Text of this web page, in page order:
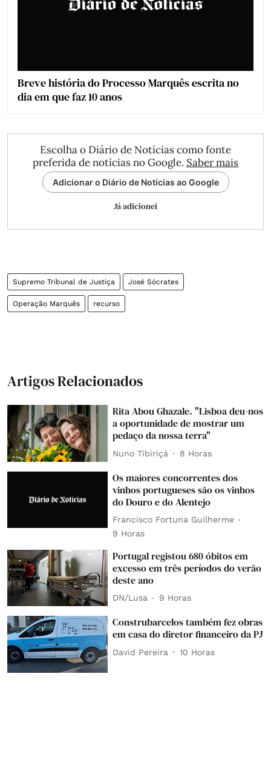
Breve história do Processo Marquês escrita no
dia em que faz 10 anos
Escolha o Diário de Notícias como fonte
preferida de notícias no Google. Saber mais
Adicionar o Diário de Notícias ao Google
Já adicionei
Supremo Tribunal de Justiça José Sócrates
Operação Marquês recurso
Artigos Relacionados
Rita Abou Ghazale. "Lisboa deu-nos
a oportunidade de mostrar um
pedaço da nossa terra"
Nuno Tibiriçá 8 Horas
Os maiores concorrentes dos
vinhos portugueses são os vinhos
do Douro e do Alentejo
Francisco Fortuna Guilherme
9 Horas
Portugal registou 680 óbitos em
excesso em três períodos do verão
deste ano
DN/Lusa 9 Horas
Construbarcelos também fez obras
em casa do diretor financeiro da PJ
David Pereira 10 Horas